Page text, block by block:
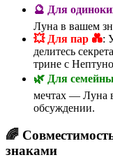
🔮 Для
Луна в вашем
💥 Для пар 💑:
делитесь
трине с
🌿 Для
мечтах — Луна
обсуждении.
🌈
знаками